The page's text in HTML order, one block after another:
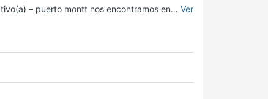
– puerto montt nos encontramos en… Ver